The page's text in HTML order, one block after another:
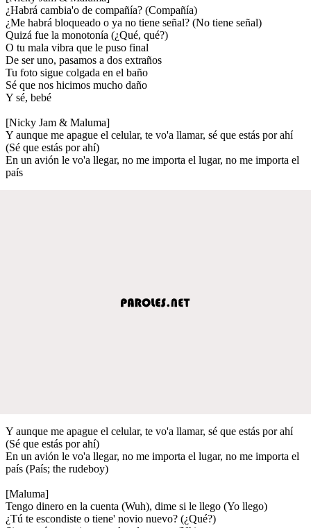
¿Habrá cambia'o de compañía? (Compañía)
¿Me habrá bloqueado o ya no tiene señal? (No tiene señal)
Quizá fue la monotonía (¿Qué, qué?)
O tu mala vibra que le puso final
De ser uno, pasamos a dos extraños
Tu foto sigue colgada en el baño
Sé que nos hicimos mucho daño
Y sé, bebé
[Nicky Jam & Maluma]
Y aunque me apague el celular, te vo'a llamar, sé que estás por ahí
(Sé que estás por ahí)
En un avión le vo'a llegar, no me importa el lugar, no me importa el
país
Y aunque me apague el celular, te vo'a llamar, sé que estás por ahí
(Sé que estás por ahí)
En un avión le vo'a llegar, no me importa el lugar, no me importa el
país (País; the rudeboy)
[Maluma]
Tengo dinero en la cuenta (Wuh), dime si le llego (Yo llego)
¿Tú te escondiste o tiene' novio nuevo? (¿Qué?)